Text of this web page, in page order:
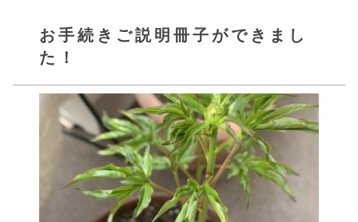
お手続きご説明冊子ができまし
た！